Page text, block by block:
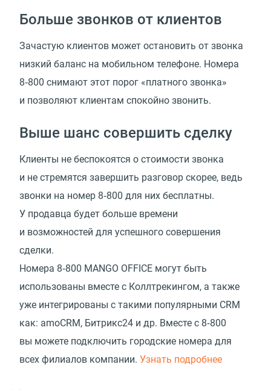
Больше звонков от клиентов
Зачастую клиентов может остановить от звонка
низкий баланс на мобильном телефоне. Номера
8‑800 снимают этот порог «платного звонка»
и позволяют клиентам спокойно звонить.
Выше шанс совершить сделку
Клиенты не беспокоятся о стоимости звонка
и не стремятся завершить разговор скорее, ведь
звонки на номер 8‑800 для них бесплатны.
У продавца будет больше времени
и возможностей для успешного совершения
сделки.
Номера 8‑800 MANGO OFFICE могут быть
использованы вместе с Коллтрекингом, а также
уже интегрированы с такими популярными CRM
как: amoCRM, Битрикс24 и др. Вместе с 8‑800
вы можете подключить городские номера для
всех филиалов компании. Узнать подробнее